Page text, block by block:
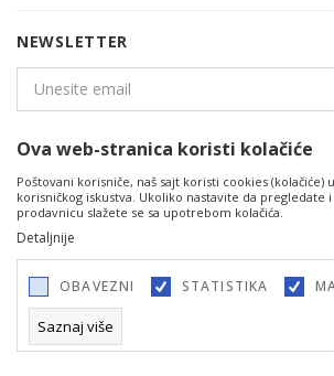
NEWSLETTER
PRIJAVITE SE
©2026
Ova web-stranica koristi kolačiće
Poštovani korisniče, naš sajt koristi cookies (kolačiće)
korisničkog iskustva. Ukoliko nastavite da
prodavnicu slažete se sa upotrebom kolačića.
Detaljnije
OBAVEZNI STATISTIKA
Saznaj više